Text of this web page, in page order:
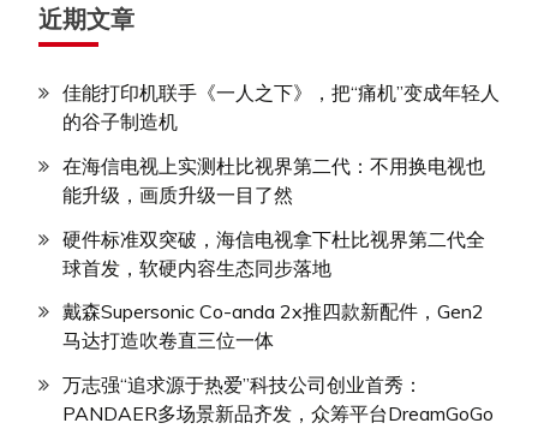
近期文章
佳能打印机联手《一人之下》，把“痛机”变成年轻人
的谷子制造机
在海信电视上实测杜比视界第二代：不用换电视也
能升级，画质升级一目了然
硬件标准双突破，海信电视拿下杜比视界第二代全
球首发，软硬内容生态同步落地
戴森Supersonic Co-anda 2x推四款新配件，Gen2
马达打造吹卷直三位一体
万志强“追求源于热爱”科技公司创业首秀：
PANDAER多场景新品齐发，众筹平台DreamGoGo